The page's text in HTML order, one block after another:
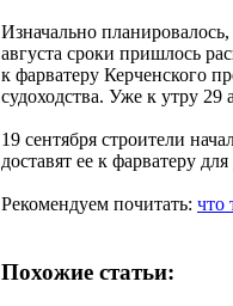
Изначально
августа сроки пришлось
к фарватеру Керченского
судоходства. Уже к утру 29
19 сентября строители
доставят ее к фарватеру
Рекомендуем почитать: что
Похожие статьи: